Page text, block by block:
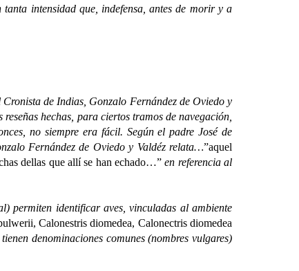
intensidad que, indefensa, antes de morir y a
de Indias, Gonzalo Fernández de Oviedo y
hechas, para ciertos tramos de navegación,
no siempre era fácil. Según el padre José de
Fernández de Oviedo y Valdéz relata…”aquel
dellas que allí se han echado…” en referencia al
identificar aves, vinculadas al ambiente
Calonestris diomedea, Calonectris diomedea
denominaciones comunes (nombres vulgares)